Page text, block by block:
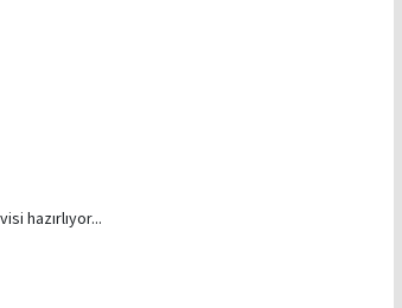
hazırlıyor...